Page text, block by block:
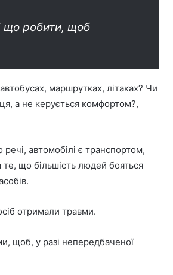
що робити, щоб
маршрутках, літаках? Чи
а не керується комфортом?,
речі, автомобілі є транспортом,
що більшість людей бояться
отримали травми.
щоб, у разі непередбаченої